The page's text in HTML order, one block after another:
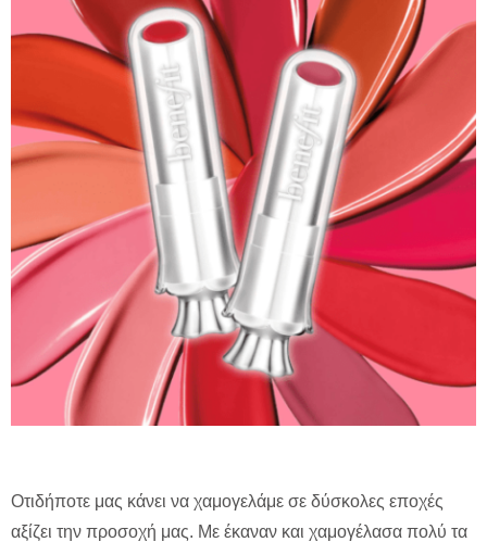
Οτιδήποτε μας κάνει να χαμογελάμε σε δύσκολες εποχές
αξίζει την προσοχή μας. Με έκαναν και χαμογέλασα πολύ τα